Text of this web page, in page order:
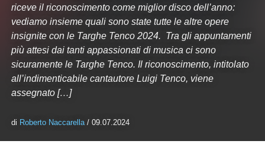
riceve il riconoscimento come miglior disco dell’anno:
vediamo insieme quali sono state tutte le altre opere
insignite con le Targhe Tenco 2024. Tra gli appuntamenti
più attesi dai tanti appassionati di musica ci sono
sicuramente le Targhe Tenco. Il riconoscimento, intitolato
all’indimenticabile cantautore Luigi Tenco, viene
assegnato […]
di Roberto Naccarella / 09.07.2024